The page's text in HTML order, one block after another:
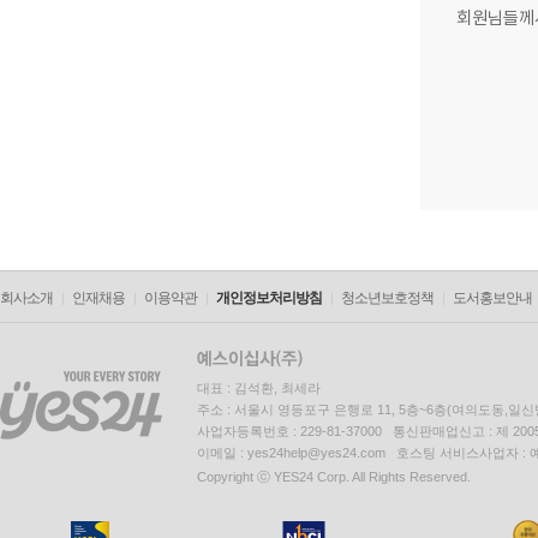
회원님들
회사소개 인재채용 이용약관 개인정보처리방침 청소년보호정책 도서홍보안내
대표 : 김석환, 최세라
주소 : 서울시 영등포구 은행로 11, 5층~6층(여의도동,일신
사업자등록번호 : 229-81-37000 통신판매업신고 : 제
이메일 : yes24help@yes24.com 호스팅 서비스사업자 :
Copyright ⓒ YES24 Corp. All Rights Reserved.